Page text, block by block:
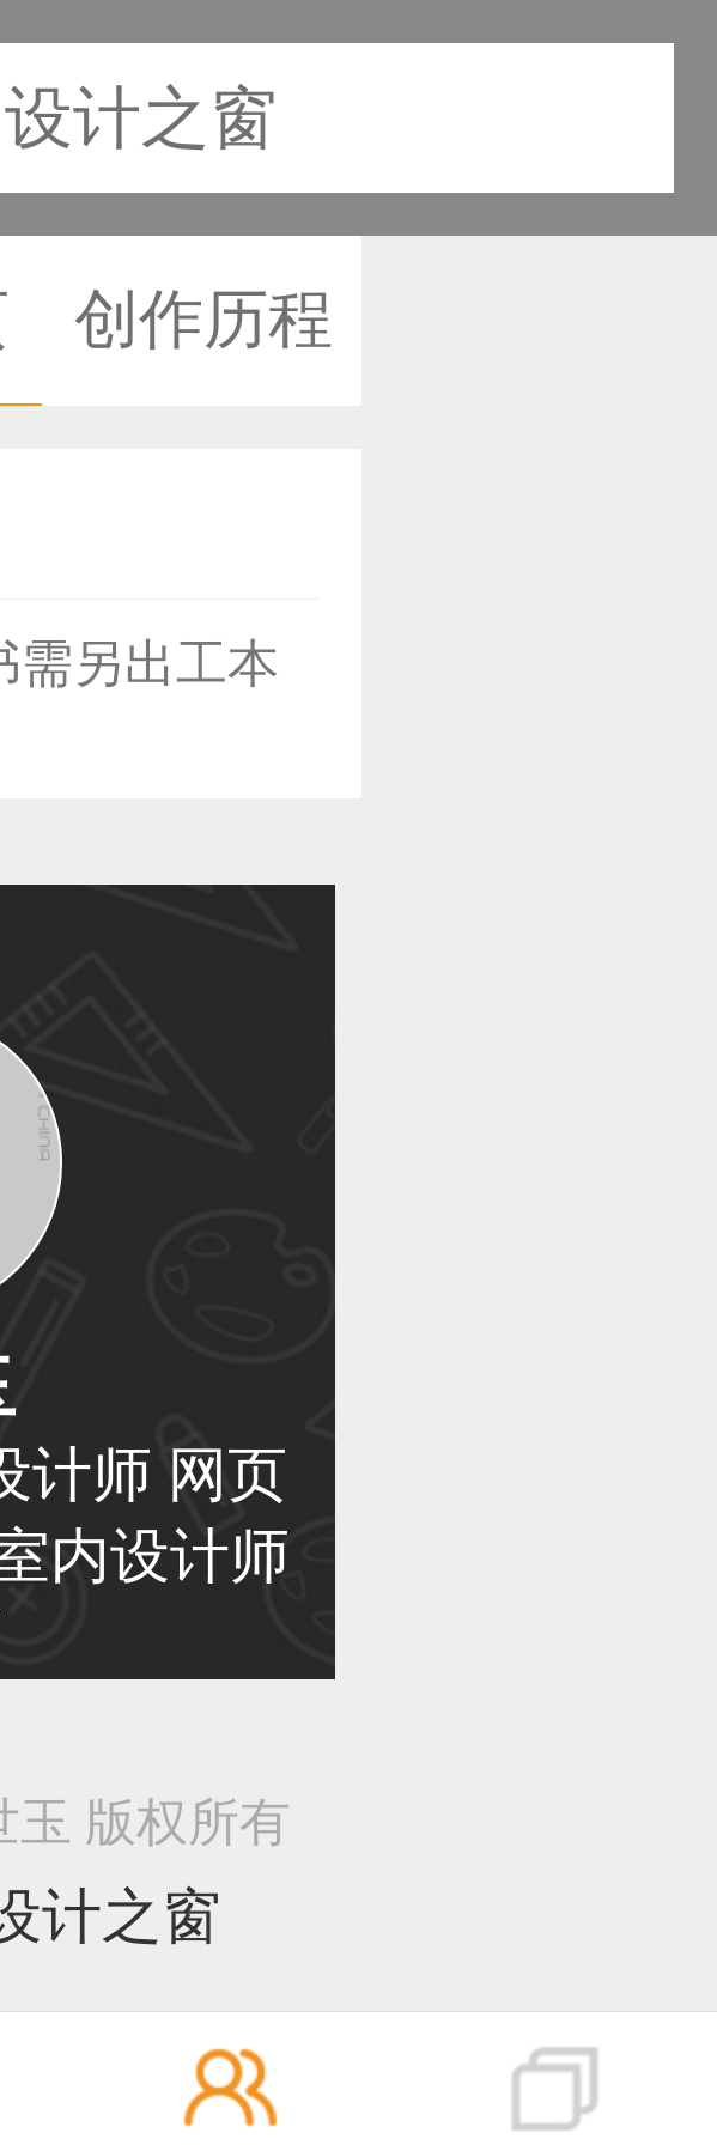
计之窗
创作历程
作品已成功备案！
作品已成功备案！
作品已成功备案！
作品已成功备案！
作品已成功备案！
作品已成功备案！
作品已成功备案！
作品已成功备案！
作品已成功备案！
需另出工本
计师 网页
内设计师
玉 版权所有
计之窗